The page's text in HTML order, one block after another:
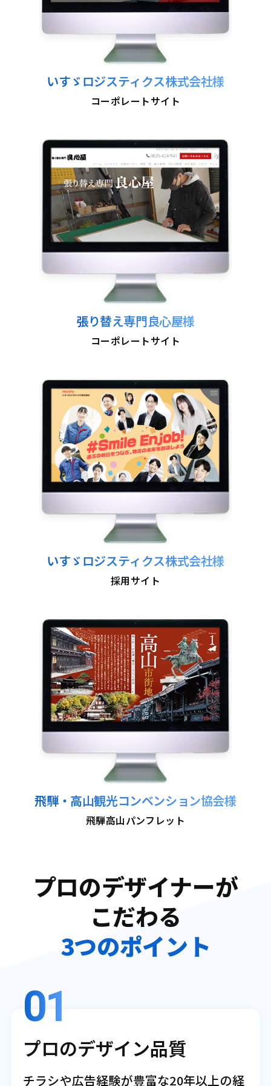
いすゞロジスティクス株式会社様
コーポレートサイト
張り替え専門良心屋様
コーポレートサイト
いすゞロジスティクス株式会社様
採用サイト
飛騨・高山観光コンベンション協会様
飛騨高山パンフレット
プロのデザイナーが
こだわる
3つのポイント
01
プロのデザイン品質
チラシや広告経験が豊富な20年以上の経